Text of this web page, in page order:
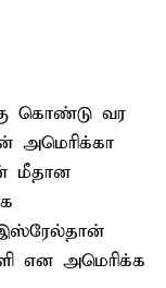
கொண்டு வர
அமெரிக்கா
மீதான
இஸ்ரேல்தான்
என அமெரிக்க